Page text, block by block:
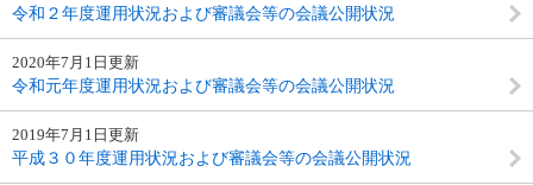
令和２年度運用状況および審議会等の会議公開状況
2020年7月1日更新
令和元年度運用状況および審議会等の会議公開状況
2019年7月1日更新
平成３０年度運用状況および審議会等の会議公開状況